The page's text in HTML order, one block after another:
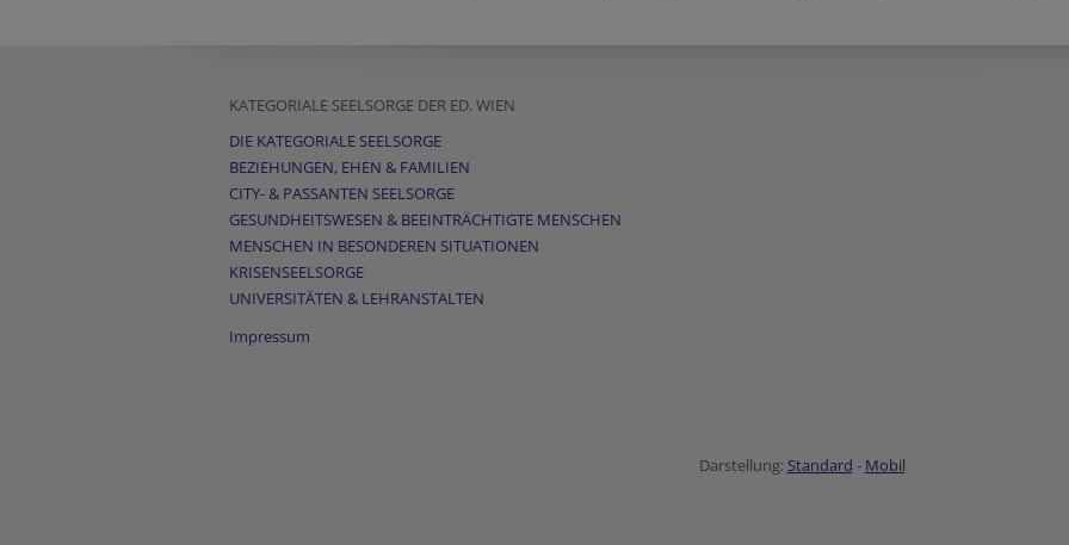
KATEGORIALE SEELSORGE DER ED. WIEN
DIE KATEGORIALE SEELSORGE
BEZIEHUNGEN, EHEN & FAMILIEN
CITY- & PASSANTEN SEELSORGE
GESUNDHEITSWESEN & BEEINTRÄCHTIGTE MENSCHEN
MENSCHEN IN BESONDEREN SITUATIONEN
KRISENSEELSORGE
UNIVERSITÄTEN & LEHRANSTALTEN
Impressum
Darstellung: Standard - Mobil